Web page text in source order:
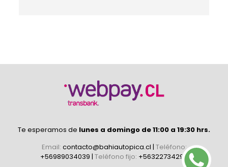
Te esperamos de lunes a domingo de 11:00 a 19:30 hrs.
Email: contacto@bahiautopica.cl | Teléfono:
+56989034039 | Teléfono fijo: +56322734296